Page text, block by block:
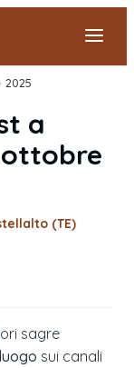
2025
a
ottobre
(TE)
sagre
sui canali